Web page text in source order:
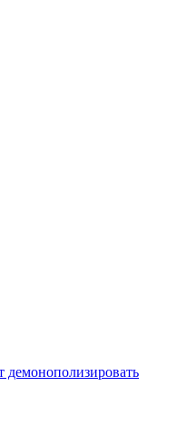
демонополизировать